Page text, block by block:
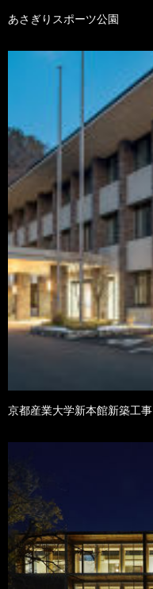
あさぎりスポーツ公園
京都産業大学新本館新築工事